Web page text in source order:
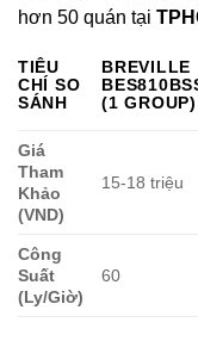
hơn 50 quán tại
TIÊU
CHÍ SO
SÁNH
BREVILLE
(1 GROUP)
Giá
Tham
Khảo
(VND)
15-18 triệu
Công
Suất
(Ly/Giờ)
60